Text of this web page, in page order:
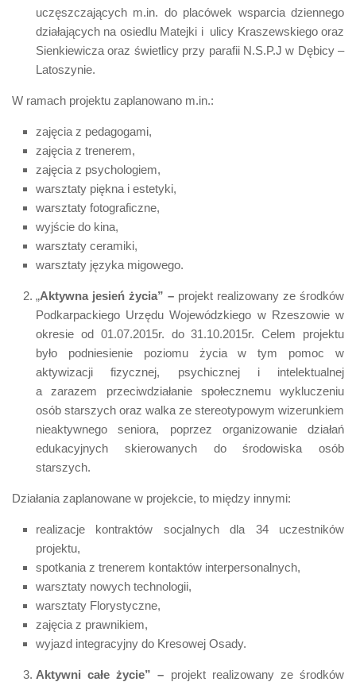
uczęszczających m.in. do placówek wsparcia dziennego
działających na osiedlu Matejki i ulicy Kraszewskiego oraz
Sienkiewicza oraz świetlicy przy parafii N.S.P.J w Dębicy –
Latoszynie.
W ramach projektu zaplanowano m.in.:
zajęcia z pedagogami,
zajęcia z trenerem,
zajęcia z psychologiem,
warsztaty piękna i estetyki,
warsztaty fotograficzne,
wyjście do kina,
warsztaty ceramiki,
warsztaty języka migowego.
„Aktywna jesień życia” – projekt realizowany ze środków
Podkarpackiego Urzędu Wojewódzkiego w Rzeszowie w
okresie od 01.07.2015r. do 31.10.2015r. Celem projektu
było podniesienie poziomu życia w tym pomoc w
aktywizacji fizycznej, psychicznej i intelektualnej
a zarazem przeciwdziałanie społecznemu wykluczeniu
osób starszych oraz walka ze stereotypowym wizerunkiem
nieaktywnego seniora, poprzez organizowanie działań
edukacyjnych skierowanych do środowiska osób
starszych.
Działania zaplanowane w projekcie, to między innymi:
realizacje kontraktów socjalnych dla 34 uczestników
projektu,
spotkania z trenerem kontaktów interpersonalnych,
warsztaty nowych technologii,
warsztaty Florystyczne,
zajęcia z prawnikiem,
wyjazd integracyjny do Kresowej Osady.
Aktywni całe życie” – projekt realizowany ze środków